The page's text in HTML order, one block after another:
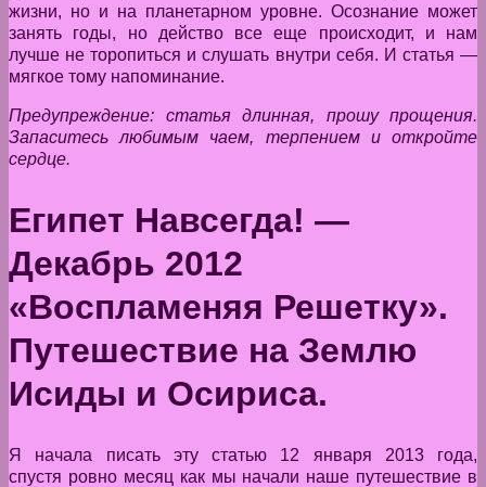
жизни, но и на планетарном уровне. Осознание может
занять годы, но действо все еще происходит, и нам
лучше не торопиться и слушать внутри себя. И статья —
мягкое тому напоминание.
Предупреждение: статья длинная, прошу прощения.
Запаситесь любимым чаем, терпением и откройте
сердце.
Египет Навсегда! —
Декабрь 2012
«Воспламеняя Решетку».
Путешествие на Землю
Исиды и Осириса.
Я начала писать эту статью 12 января 2013 года,
спустя ровно месяц как мы начали наше путешествие в